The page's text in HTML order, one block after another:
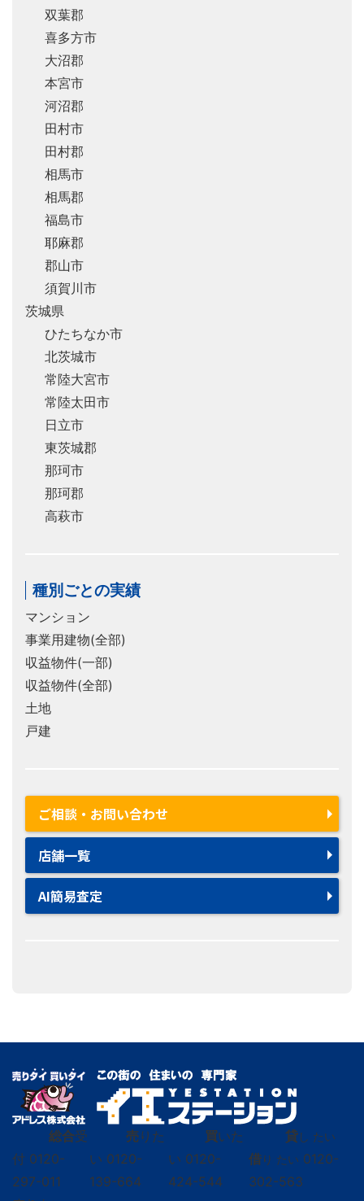
双葉郡
喜多方市
大沼郡
本宮市
河沼郡
田村市
田村郡
相馬市
相馬郡
福島市
耶麻郡
郡山市
須賀川市
茨城県
ひたちなか市
北茨城市
常陸大宮市
常陸太田市
日立市
東茨城郡
那珂市
那珂郡
高萩市
種別ごとの実績
マンション
事業用建物(全部)
収益物件(一部)
収益物件(全部)
土地
戸建
ご相談・お問い合わせ
店舗一覧
AI簡易査定
総合受
付 0120-
297-011
売りた
い 0120-
139-664
買いた
い 0120-
424-544
貸し たい
借り たい 0120-
302-563